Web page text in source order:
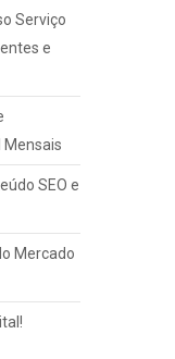
Serviço
e
Mensais
SEO e
Mercado